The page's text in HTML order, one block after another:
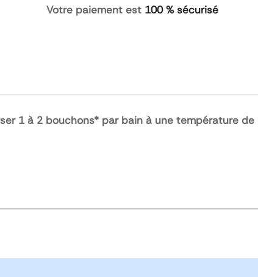
Votre paiement est 100 % sécurisé
1 à 2 bouchons* par bain à une température de